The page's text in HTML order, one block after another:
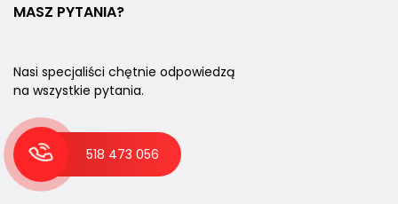
MASZ PYTANIA?
Nasi specjaliści chętnie odpowiedzą
na wszystkie pytania.
518 473 056